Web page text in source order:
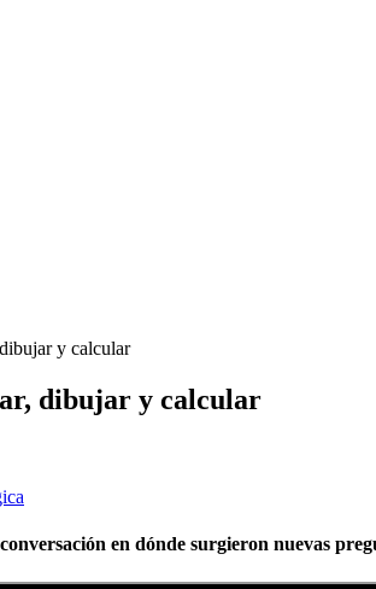
y calcular
dibujar y calcular
en dónde surgieron nuevas